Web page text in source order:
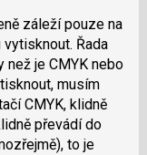
záleží pouze na
Řada
je CMYK nebo
musím
CMYK, klidně
převádí do
to je